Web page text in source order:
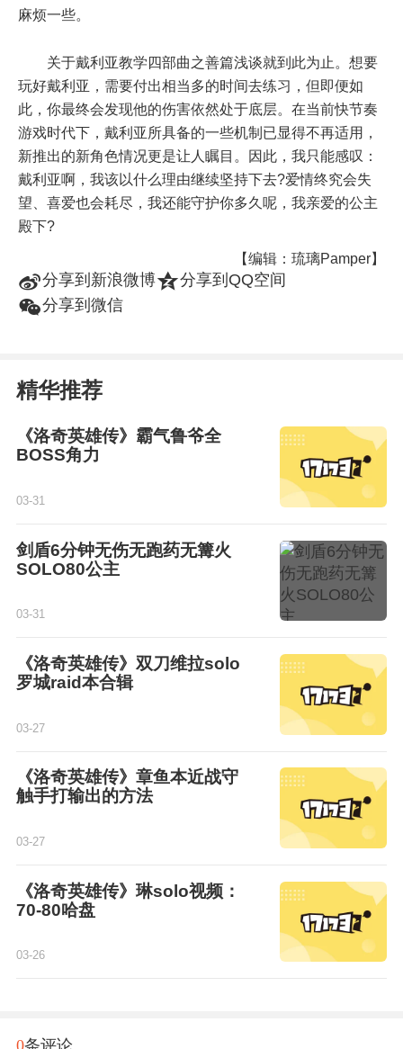
麻烦一些。
关于戴利亚教学四部曲之善篇浅谈就到此为止。想要
玩好戴利亚，需要付出相当多的时间去练习，但即便如
此，你最终会发现他的伤害依然处于底层。在当前快节奏
游戏时代下，戴利亚所具备的一些机制已显得不再适用，
新推出的新角色情况更是让人瞩目。因此，我只能感叹：
戴利亚啊，我该以什么理由继续坚持下去?爱情终究会失
望、喜爱也会耗尽，我还能守护你多久呢，我亲爱的公主
殿下?
【编辑：琉璃Pamper】
t分享到新浪微博z分享到QQ空间
w分享到微信
精华推荐
《洛奇英雄传》霸气鲁爷全
BOSS角力
03-31
剑盾6分钟无伤无跑药无篝火
SOLO80公主
03-31
《洛奇英雄传》双刀维拉solo
罗城raid本合辑
03-27
《洛奇英雄传》章鱼本近战守
触手打输出的方法
03-27
《洛奇英雄传》琳solo视频：
70-80哈盘
03-26
0条评论